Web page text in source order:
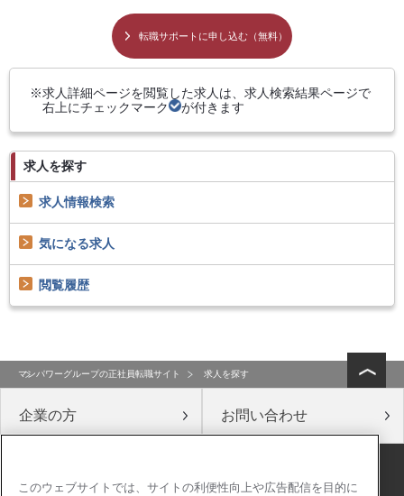
転職サポートに申し込む（無料）
求人詳細ページを閲覧した求人は、求人検索結果ページで
右上にチェックマーク
が付きます
求人を探す
求人情報検索
気になる求人
閲覧履歴
マンパワーグループの正社員転職サイト 求人を探す
企業の方 お問い合わせ
公式ソーシャルメディア
このウェブサイトでは、サイトの利便性向上や広告配信を目的に